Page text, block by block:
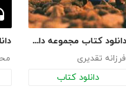
دانلود کتاب مجموعه داستان‌های دقیقه‌هام
فرزانه تقدیری
دانلود کتاب